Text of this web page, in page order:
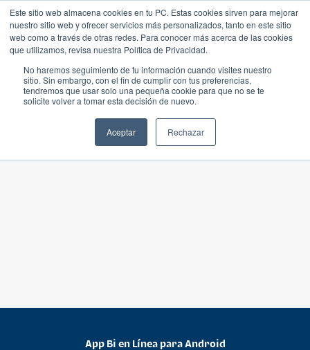
Este sitio web almacena cookies en tu PC. Estas cookies sirven para mejorar
nuestro sitio web y ofrecer servicios más personalizados, tanto en este sitio
web como a través de otras redes. Para conocer más acerca de las cookies
que utilizamos, revisa nuestra Política de Privacidad.
No haremos seguimiento de tu información cuando visites nuestro
sitio. Sin embargo, con el fin de cumplir con tus preferencias,
tendremos que usar solo una pequeña cookie para que no se te
solicite volver a tomar esta decisión de nuevo.
Aceptar Rechazar
App Bi en Línea para Android